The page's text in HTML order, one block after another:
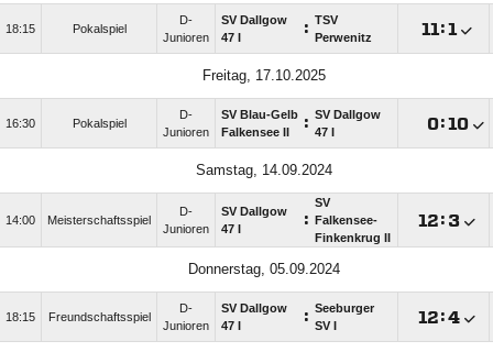
18:15 Pokalspiel
D-
Junioren
SV Dallgow
47 I
: TSV
Perwenitz
:
Freitag, 17.10.2025
16:30 Pokalspiel
D-
Junioren
SV Blau-Gelb
Falkensee II
: SV Dallgow
47 I
:
Samstag, 14.09.2024
14:00 Meisterschaftsspiel
D-
Junioren
SV Dallgow
47 I
:
SV
Falkensee-
Finkenkrug II
: 
Donnerstag, 05.09.2024
18:15 Freundschaftsspiel
D-
Junioren
SV Dallgow
47 I
: Seeburger
SV I
: